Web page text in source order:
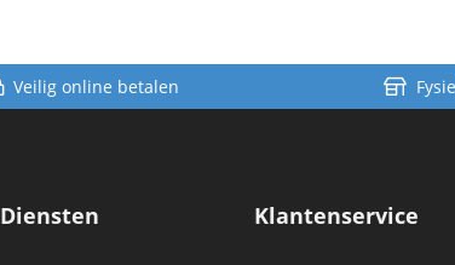
Veilig online betalen
Diensten Klantenservice